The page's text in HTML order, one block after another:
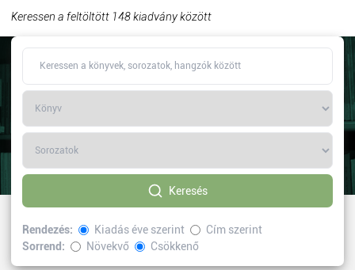
Keressen a feltöltött 148 kiadvány között
Keresés
Rendezés: Kiadás éve szerint
Cím szerint
Sorrend:
Növekvő Csökkenő
Kiválasztott címke:népmese